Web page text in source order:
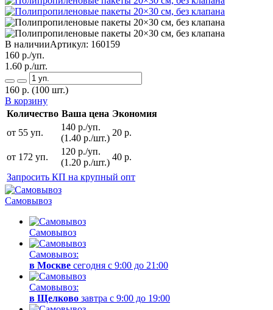
В наличииАртикул: 160159
160 р./уп.
1.60 р./шт.
160 р. (100 шт.)
В корзину
Количество Ваша цена Экономия
от 55 уп.
140 р./уп.
(1.40 р./шт.)
20 р.
от 172 уп.
120 р./уп.
(1.20 р./шт.)
40 р.
Запросить КП на крупный опт
Самовывоз
Самовывоз
Самовывоз:
в Москве сегодня с 9:00 до 21:00
Самовывоз:
в Щелково завтра с 9:00 до 19:00